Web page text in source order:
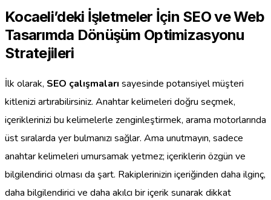
Kocaeli’deki İşletmeler İçin SEO ve Web
Tasarımda Dönüşüm Optimizasyonu
Stratejileri
İlk olarak, SEO çalışmaları sayesinde potansiyel müşteri
kitlenizi artırabilirsiniz. Anahtar kelimeleri doğru seçmek,
içeriklerinizi bu kelimelerle zenginleştirmek, arama motorlarında
üst sıralarda yer bulmanızı sağlar. Ama unutmayın, sadece
anahtar kelimeleri umursamak yetmez; içeriklerin özgün ve
bilgilendirici olması da şart. Rakiplerinizin içeriğinden daha ilginç,
daha bilgilendirici ve daha akılcı bir içerik sunarak dikkat